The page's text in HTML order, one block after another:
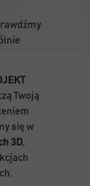
Twoją
się w
3D,